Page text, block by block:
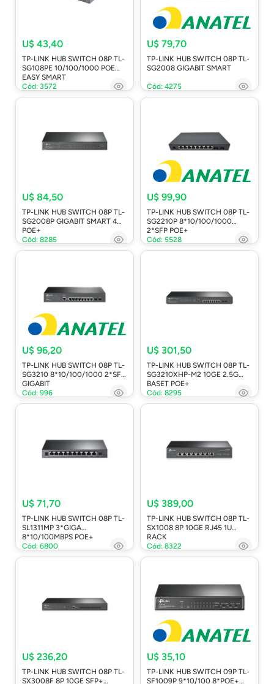
U$ 43,40
TP-LINK HUB SWITCH 08P TL-
SG108PE 10/100/1000 POE
EASY SMART
Cód: 3572
U$ 79,70
TP-LINK HUB SWITCH 08P TL-
SG2008 GIGABIT SMART
Cód: 4275
U$ 84,50
TP-LINK HUB SWITCH 08P TL-
SG2008P GIGABIT SMART 4
POE+
Cód: 8285
U$ 99,90
TP-LINK HUB SWITCH 08P TL-
SG2210P 8*10/100/1000
2*SFP POE+
Cód: 5528
U$ 96,20
TP-LINK HUB SWITCH 08P TL-
SG3210 8*10/100/1000 2*SFP
GIGABIT
Cód: 996
U$ 301,50
TP-LINK HUB SWITCH 08P TL-
SG3210XHP-M2 10GE 2.5G
BASET POE+
Cód: 8295
U$ 71,70
TP-LINK HUB SWITCH 08P TL-
SL1311MP 3*GIGA
8*10/100MBPS POE+
Cód: 6800
U$ 389,00
TP-LINK HUB SWITCH 08P TL-
SX1008 8P 10GE RJ45 1U
RACK
Cód: 8322
U$ 236,20
TP-LINK HUB SWITCH 08P TL-
SX3008F 8P 10GE SFP+
U$ 35,10
TP-LINK HUB SWITCH 09P TL-
SF1009P 9*10/100 8*POE+